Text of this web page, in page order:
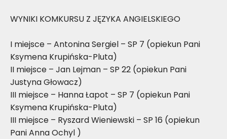
WYNIKI KOMKURSU Z JĘZYKA ANGIELSKIEGO
I miejsce – Antonina Sergiel – SP 7 (opiekun Pani
Ksymena Krupińska-Pluta)
II miejsce – Jan Lejman – SP 22 (opiekun Pani
Justyna Głowacz)
III miejsce – Hanna Łapot – SP 7 (opiekun Pani
Ksymena Krupińska-Pluta)
III miejsce – Ryszard Wieniewski – SP 16 (opiekun
Pani Anna Ochyl )